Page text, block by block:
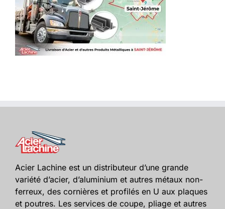
Acier Lachine est un distributeur d’une grande
variété d’acier, d’aluminium et autres métaux non-
ferreux, des cornières et profilés en U aux plaques
et poutres. Les services de coupe, pliage et autres